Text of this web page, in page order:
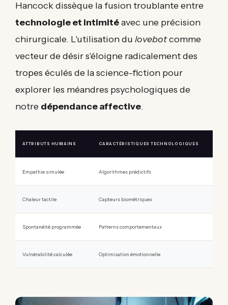
Hancock dissèque la fusion troublante entre
technologie et intimitéavec une précision
chirurgicale. L'utilisation du lovebotcomme
vecteur de désir s'éloigne radicalement des
tropes éculés de la science-fiction pour
explorer les méandres psychologiques de
notre dépendance affective.
ATTRIBUTS HUMAINS CARACTÉRISTIQUES TECHNOLOGIQUES
Empathie simulée Algorithmes prédictifs
Chaleur tactile Capteurs biométriques
Spontanéité programmée Patterns comportementaux
Vulnérabilité calculée Optimisation émotionnelle